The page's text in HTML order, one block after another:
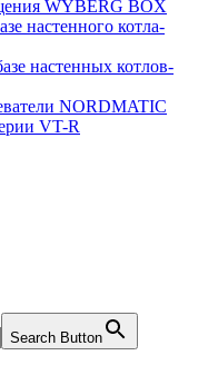
WYBERG BOX
настенного котла-
настенных котлов-
NORDMATIC
VT-R
Search Button